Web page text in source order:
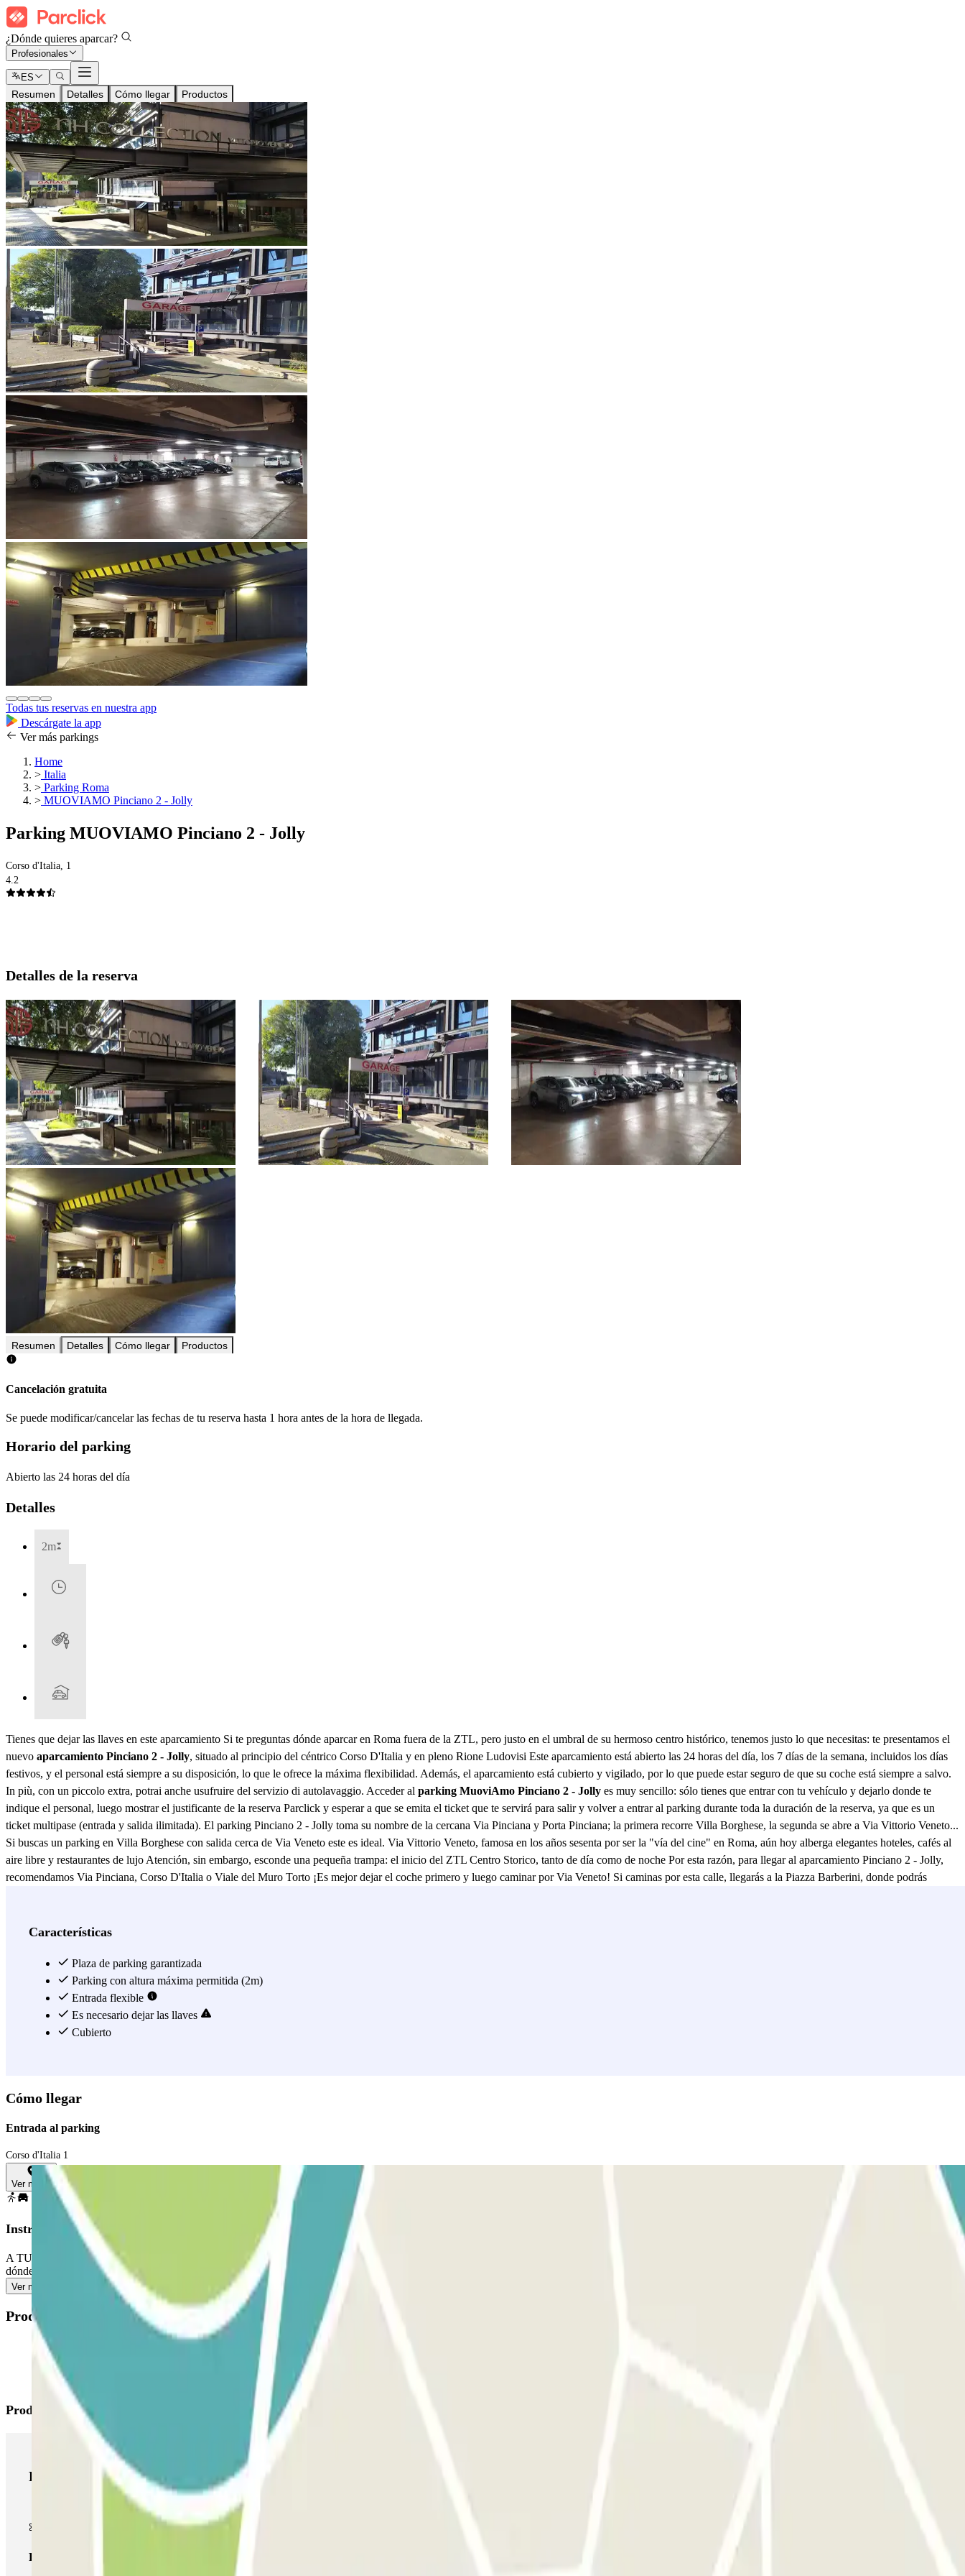
¿Dónde quieres aparcar?
Profesionales
ES
Resumen Detalles Cómo llegar Productos
Todas tus reservas en nuestra app
Descárgate la app
Ver más parkings
Home
> Italia
> Parking Roma
> MUOVIAMO Pinciano 2 - Jolly
Parking MUOVIAMO Pinciano 2 - Jolly
Corso d'Italia, 1
4.2
Detalles de la reserva
Resumen Detalles Cómo llegar Productos
Cancelación gratuita
Se puede modificar/cancelar las fechas de tu reserva hasta 1 hora antes de la hora de llegada.
Horario del parking
Abierto las 24 horas del día
Detalles
2m
Tienes que dejar las llaves en este aparcamiento Si te preguntas dónde aparcar en Roma fuera de la ZTL, pero justo en el umbral de su hermoso centro histórico, tenemos justo lo que necesitas: te presentamos el
nuevo aparcamiento Pinciano 2 - Jolly, situado al principio del céntrico Corso D'Italia y en pleno Rione Ludovisi Este aparcamiento está abierto las 24 horas del día, los 7 días de la semana, incluidos los días
festivos, y el personal está siempre a su disposición, lo que le ofrece la máxima flexibilidad. Además, el aparcamiento está cubierto y vigilado, por lo que puede estar seguro de que su coche está siempre a salvo.
In più, con un piccolo extra, potrai anche usufruire del servizio di autolavaggio. Acceder al parking MuoviAmo Pinciano 2 - Jolly es muy sencillo: sólo tienes que entrar con tu vehículo y dejarlo donde te
indique el personal, luego mostrar el justificante de la reserva Parclick y esperar a que se emita el ticket que te servirá para salir y volver a entrar al parking durante toda la duración de la reserva, ya que es un
ticket multipase (entrada y salida ilimitada). El parking Pinciano 2 - Jolly toma su nombre de la cercana Via Pinciana y Porta Pinciana; la primera recorre Villa Borghese, la segunda se abre a Via Vittorio Veneto...
Si buscas un parking en Villa Borghese con salida cerca de Via Veneto este es ideal. Via Vittorio Veneto, famosa en los años sesenta por ser la "vía del cine" en Roma, aún hoy alberga elegantes hoteles, cafés al
aire libre y restaurantes de lujo Atención, sin embargo, esconde una pequeña trampa: el inicio del ZTL Centro Storico, tanto de día como de noche Por esta razón, para llegar al aparcamiento Pinciano 2 - Jolly,
recomendamos Via Pinciana, Corso D'Italia o Viale del Muro Torto ¡Es mejor dejar el coche primero y luego caminar por Via Veneto! Si caminas por esta calle, llegarás a la Piazza Barberini, donde podrás
Bioparco. Por último, si camina sólo 15 minutos, llegará a la maravillosa iglesia de Trinità dei Monti: admire la vista durante unos minutos y luego, bajando los 136 peldaños de la escalera monumental del mismo
Ver más
Características
Plaza de parking garantizada
Parking con altura máxima permitida (2m)
Entrada flexible
Es necesario dejar las llaves
Cubierto
Cómo llegar
Entrada al parking
Corso d'Italia 1
Ver mapa
Instrucciones
A TU LLEGADA: Accede al parking. Enseña tu reserva de Parclick al personal. Sigue las indicaciones del personal. PARA SALIR: Ve a la cabina de control. El personal te devolverá tus llaves y te indicará
dónde recoger tu vehículo. SI TU PASE PERMITE ENTRADAS Y SALIDAS ILIMITADAS: Sigue el mismo procedimiento indicado anteriormente para entrar y salir.
Ver más
Productos disponibles
Productos de Parclick
Productos de Parclick
Pase básico